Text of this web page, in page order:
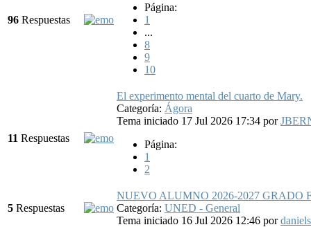
96 Respuestas
Página:
1
...
8
9
10
11 Respuestas
El experimento mental del cuarto de Mary.
Categoría: Ágora
Tema iniciado 17 Jul 2026 17:34 por
Página:
1
2
5 Respuestas
NUEVO ALUMNO 2026-2027 GRADO
Categoría: UNED - General
Tema iniciado 16 Jul 2026 12:46 por